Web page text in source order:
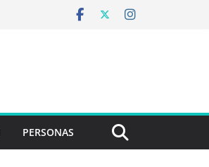
PERSONAS